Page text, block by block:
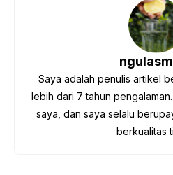
Saya adalah penulis artikel
lebih dari 7 tahun
saya, dan saya selalu
berkualitas